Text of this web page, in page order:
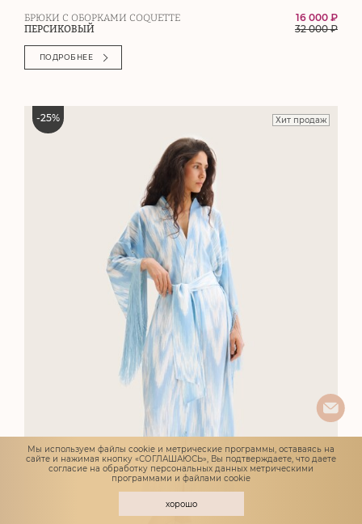
БРЮКИ С ОБОРКАМИ COQUETTE
ПЕРСИКОВЫЙ
16 000 ₽
32 000₽
ПОДРОБНЕЕ
-25% Хит продаж
Мы используем файлы cookie и метрические программы, оставаясь на
сайте и нажимая кнопку «СОГЛАШАЮСЬ», Вы подтверждаете, что даете
согласие на обработку персональных данных метрическими
программами и файлами cookie
хорошо